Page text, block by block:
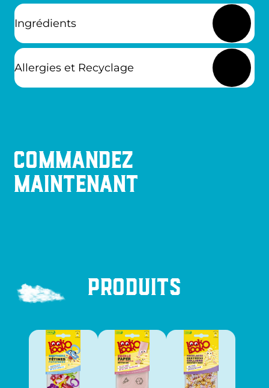
Ingrédients
Allergies et Recyclage
Commandez
maintenant
Produits